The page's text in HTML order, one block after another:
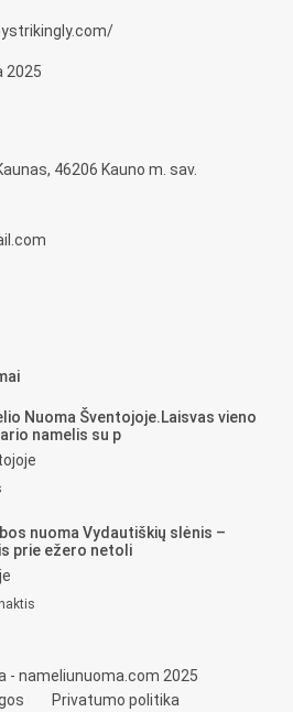
2025
46206 Kauno m. sav.
Nuoma Šventojoje.Laisvas vieno
namelis su p
nuoma Vydautiškių slėnis –
prie ežero netoli
- nameliunuoma.com 2025
Privatumo politika